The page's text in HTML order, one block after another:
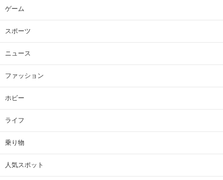
ゲーム
スポーツ
ニュース
ファッション
ホビー
ライフ
乗り物
人気スポット